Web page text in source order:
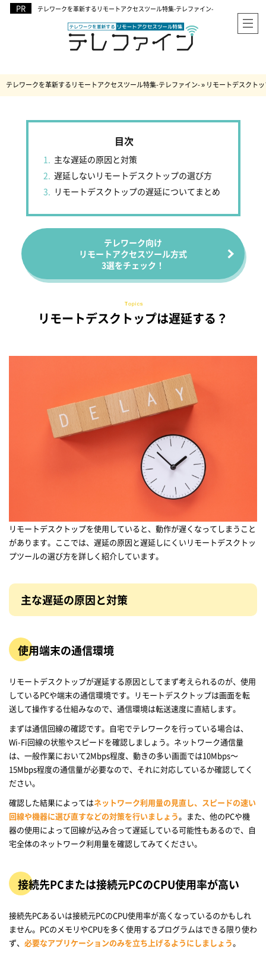
テレワークを革新するリモートアクセスツール特集-テレファイン-
テレワークを革新するリモートアクセスツール特集-テレファイン-» リモートデスクト
主な遅延の原因と対策
遅延しないリモートデスクトップの選び方
リモートデスクトップの遅延についてまとめ
テレワーク向け
リモートアクセスツール方式
3選をチェック！
リモートデスクトップは遅延する？
リモートデスクトップを使用していると、動作が遅くなってしまうこと
があります。ここでは、遅延の原因と遅延しにくいリモートデスクトッ
プツールの選び方を詳しく紹介しています。
主な遅延の原因と対策
使用端末の通信環境
リモートデスクトップが遅延する原因としてまず考えられるのが、使用
しているPCや端末の通信環境です。リモートデスクトップは画面を転
送して操作する仕組みなので、通信環境は転送速度に直結します。
まずは通信回線の確認です。自宅でテレワークを行っている場合は、
Wi-Fi回線の状態やスピードを確認しましょう。ネットワーク通信量
は、一般作業において2Mbps程度、動きの多い画面では10Mbps～
15Mbps程度の通信量が必要なので、それに対応しているか確認してく
ださい。
確認した結果によってはネットワーク利用量の見直し、スピードの速い
回線や機器に選び直すなどの対策を行いましょう。また、他のPCや機
器の使用によって回線が込み合って遅延している可能性もあるので、自
宅全体のネットワーク利用量を確認してみてください。
接続先PCまたは接続元PCのCPU使用率が高い
接続先PCあるいは接続元PCのCPU使用率が高くなっているのかもしれ
ません。PCのメモリやCPUを多く使用するプログラムはできる限り使わ
ず、 必要なアプリケーションのみを立ち上げるようにしましょう。